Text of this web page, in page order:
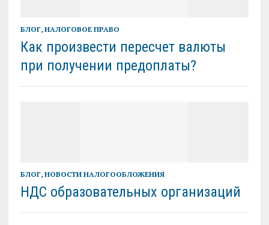
БЛОГ, НАЛОГОВОЕ ПРАВО
Как произвести пересчет валюты
при получении предоплаты?
БЛОГ, НОВОСТИ НАЛОГООБЛОЖЕНИЯ
НДС образовательных организаций